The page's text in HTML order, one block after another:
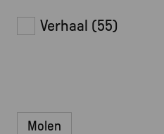
Verhaal (55)
Molen